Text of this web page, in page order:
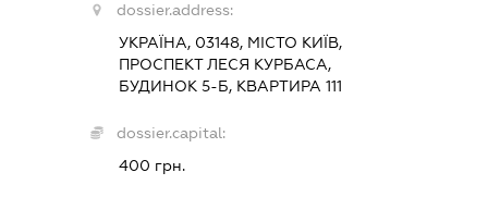
dossier.address:
УКРАЇНА, 03148, МІСТО КИЇВ,
ПРОСПЕКТ ЛЕСЯ КУРБАСА,
БУДИНОК 5-Б, КВАРТИРА 111
dossier.capital:
400 грн.